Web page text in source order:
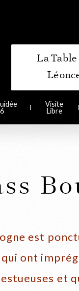
La
Visite
Libre
est
qui ont
et